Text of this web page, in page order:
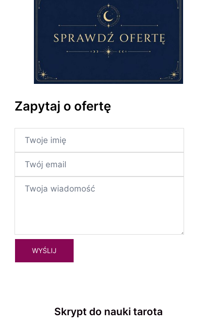
Zapytaj o ofertę
Skrypt do nauki tarota